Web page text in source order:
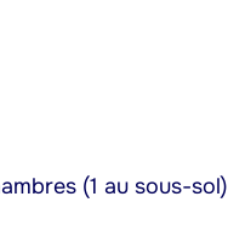
(1 au sous-sol)